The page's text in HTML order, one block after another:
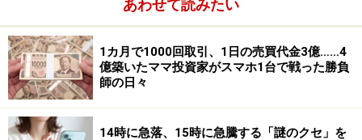
あわせて読みたい
1カ月で1000回取引、1日の売買代金3億……4
億築いたママ投資家がスマホ1台で戦った勝負
師の日々
14時に急落、15時に急騰する「謎のクセ」を